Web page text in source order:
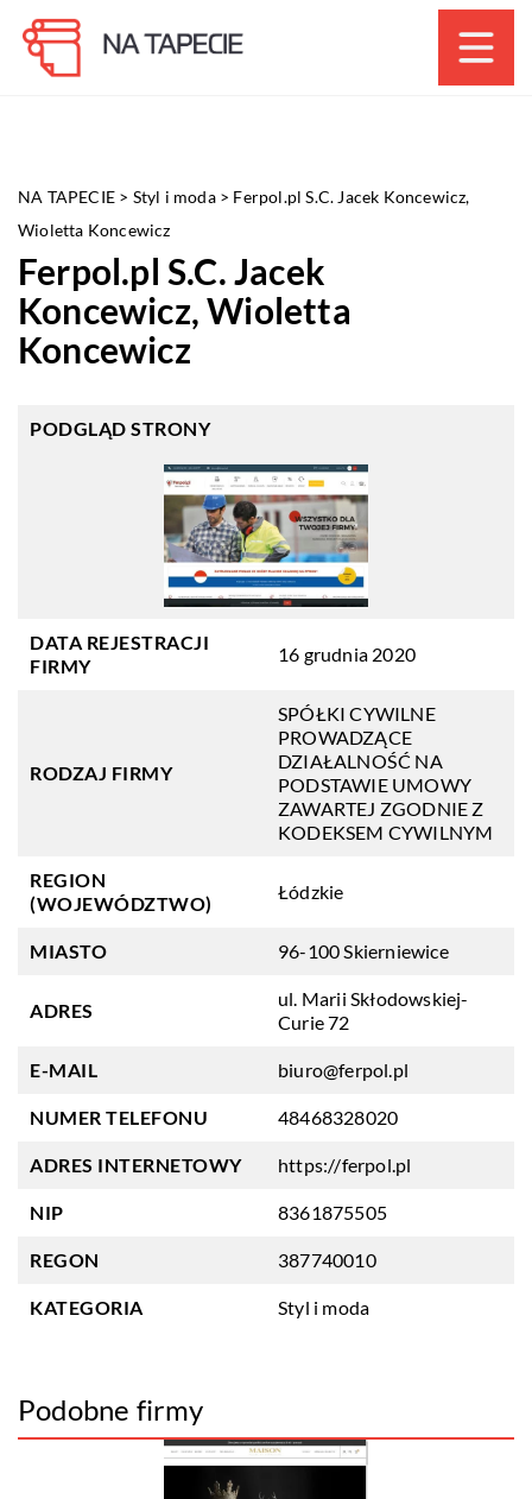
NA TAPECIE > Styl i moda> Ferpol.pl S.C. Jacek Koncewicz,
Wioletta Koncewicz
Ferpol.pl S.C. Jacek
Koncewicz, Wioletta
Koncewicz
PODGLĄD STRONY
DATA REJESTRACJI
FIRMY
16 grudnia 2020
RODZAJ FIRMY
SPÓŁKI CYWILNE
PROWADZĄCE
DZIAŁALNOŚĆ NA
PODSTAWIE UMOWY
ZAWARTEJ ZGODNIE Z
KODEKSEM CYWILNYM
REGION
(WOJEWÓDZTWO)
Łódzkie
MIASTO 96-100 Skierniewice
ADRES
ul. Marii Skłodowskiej-
Curie 72
E-MAIL biuro@ferpol.pl
NUMER TELEFONU 48468328020
ADRES INTERNETOWY https://ferpol.pl
NIP 8361875505
REGON 387740010
KATEGORIA Styl i moda
Podobne firmy